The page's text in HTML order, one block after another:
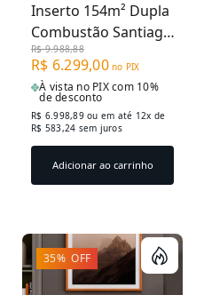
Inserto 154m² Dupla
Combustão Santiago
900INS - Grafite
R$ 9.988,88
R$ 6.299,00 no PIX
À vista no PIX com 10%
de desconto
R$ 6.998,89ou em até 12x de
R$ 583,24 sem juros
Adicionar ao carrinho
35% OFF